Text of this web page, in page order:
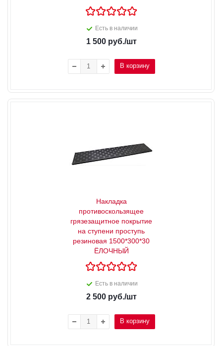
Есть в наличии
1 500руб./шт
В корзину
Накладка
противоскользящее
грязезащитное покрытие
на ступени проступь
резиновая 1500*300*30
ЁЛОЧНЫЙ
Есть в наличии
2 500руб./шт
В корзину